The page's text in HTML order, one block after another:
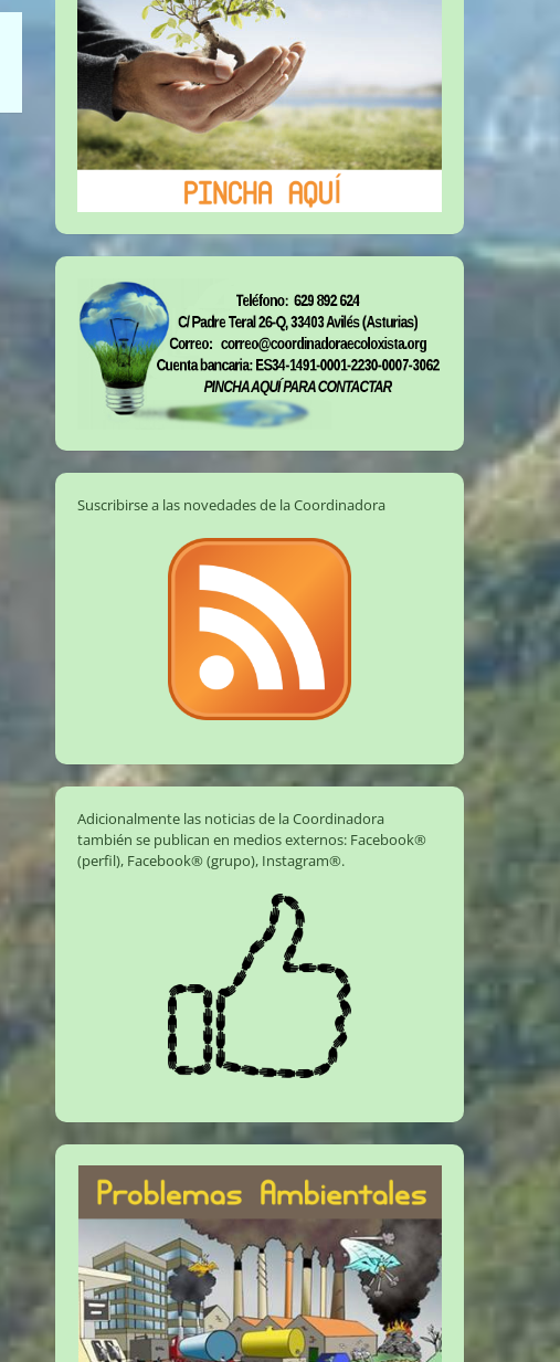
Suscribirse a las novedades de la Coordinadora
Adicionalmente las noticias de la Coordinadora
también se publican en medios externos: Facebook®
(perfil), Facebook® (grupo), Instagram®.